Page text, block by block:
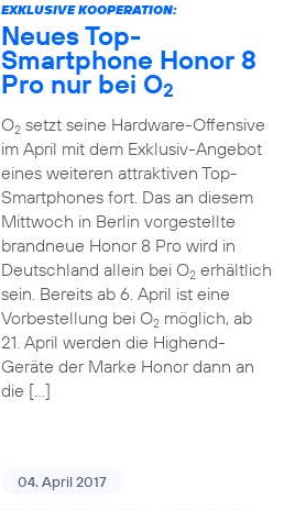
EXKLUSIVE KOOPERATION:
Neues Top-
Smartphone Honor 8
Pro nur bei O2
O2setzt seine Hardware-Offensive
im April mit dem Exklusiv-Angebot
eines weiteren attraktiven Top-
Smartphones fort. Das an diesem
Mittwoch in Berlin vorgestellte
brandneue Honor 8 Pro wird in
Deutschland allein bei O2erhältlich
sein. Bereits ab 6. April ist eine
Vorbestellung bei O2möglich, ab
21. April werden die Highend-
Geräte der Marke Honor dann an
die […]
04. April 2017